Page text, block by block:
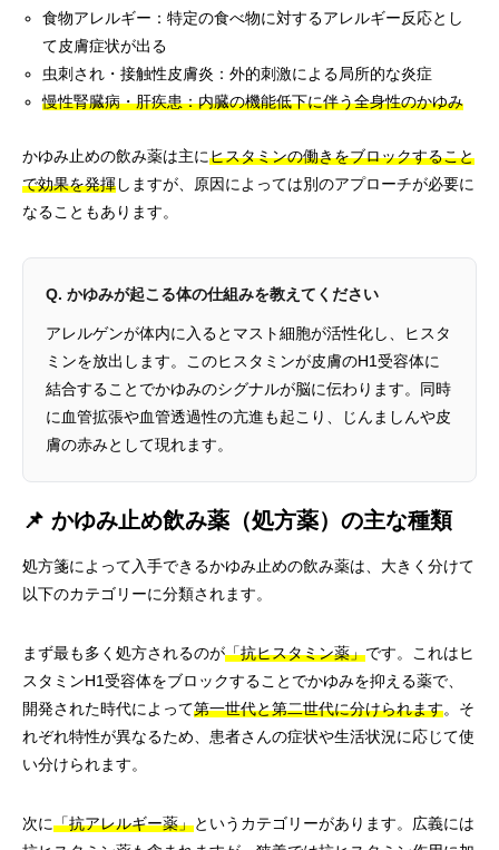
食物アレルギー：特定の食べ物に対するアレルギー反応とし
て皮膚症状が出る
虫刺され・接触性皮膚炎：外的刺激による局所的な炎症
慢性腎臓病・肝疾患：内臓の機能低下に伴う全身性のかゆみ
かゆみ止めの飲み薬は主にヒスタミンの働きをブロックすること
で効果を発揮しますが、原因によっては別のアプローチが必要に
なることもあります。
Q. かゆみが起こる体の仕組みを教えてください
アレルゲンが体内に入るとマスト細胞が活性化し、ヒスタ
ミンを放出します。このヒスタミンが皮膚のH1受容体に
結合することでかゆみのシグナルが脳に伝わります。同時
に血管拡張や血管透過性の亢進も起こり、じんましんや皮
膚の赤みとして現れます。
📌 かゆみ止め飲み薬（処方薬）の主な種類
処方箋によって入手できるかゆみ止めの飲み薬は、大きく分けて
以下のカテゴリーに分類されます。
まず最も多く処方されるのが「抗ヒスタミン薬」です。これはヒ
スタミンH1受容体をブロックすることでかゆみを抑える薬で、
開発された時代によって第一世代と第二世代に分けられます。そ
れぞれ特性が異なるため、患者さんの症状や生活状況に応じて使
い分けられます。
次に「抗アレルギー薬」というカテゴリーがあります。広義には